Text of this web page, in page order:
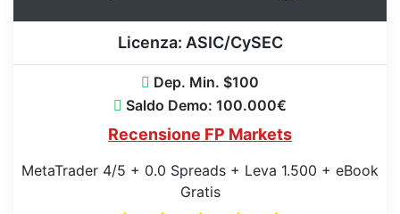
Licenza: ASIC/CySEC
Dep. Min. $100
Saldo Demo: 100.000€
Recensione FP Markets
MetaTrader 4/5 + 0.0 Spreads + Leva 1.500 + eBook
Gratis